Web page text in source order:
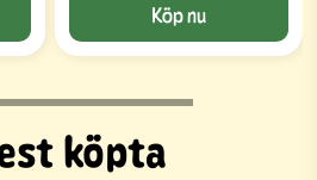
Köp nu
köpta